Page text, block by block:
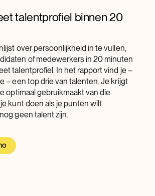
talentprofiel binnen 20
over persoonlijkheid in te vullen,
of medewerkers in 20 minuten
talentprofiel. In het rapport vind je –
– een top drie van talenten. Je krijgt
optimaal gebruikmaakt van die
kunt doen als je punten wilt
geen talent zijn.